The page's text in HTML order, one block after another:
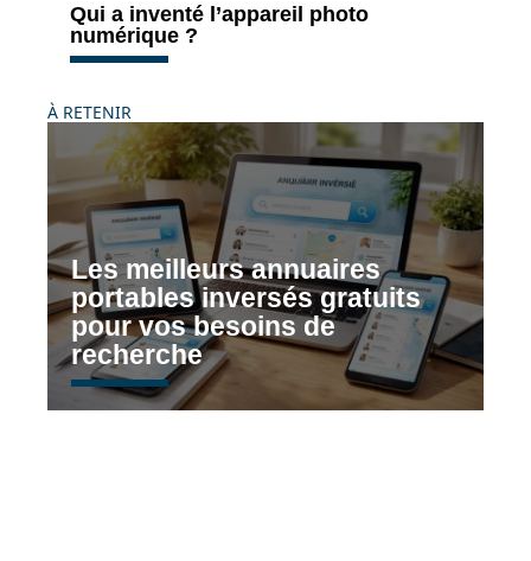
Qui a inventé l’appareil photo
numérique ?
À RETENIR
Les meilleurs annuaires
portables inversés gratuits
pour vos besoins de
recherche